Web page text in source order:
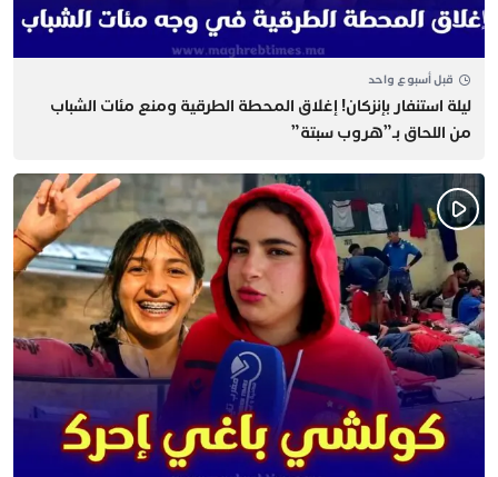
قبل أسبوع واحد
​ليلة استنفار بإنزكان! إغلاق المحطة الطرقية ومنع مئات الشباب
من اللحاق بـ”هروب سبتة”